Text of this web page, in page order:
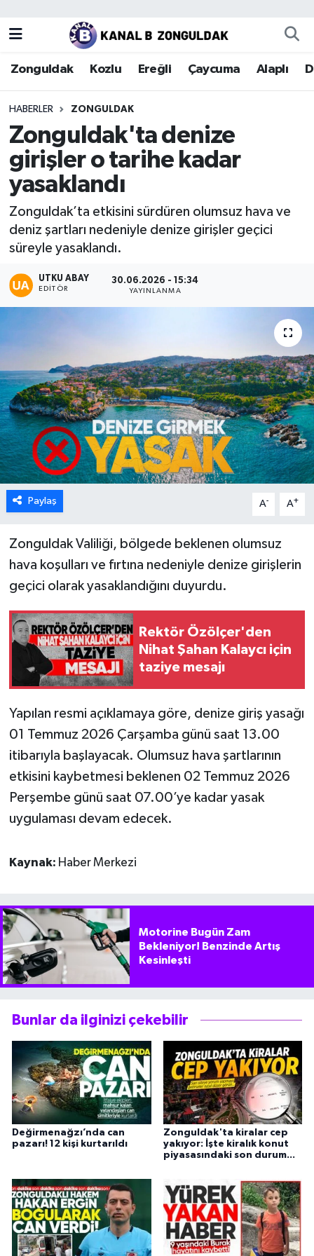
Zonguldak Kozlu Ereğli Çaycuma Alaplı
HABERLER ZONGULDAK
Zonguldak'ta denize
girişler o tarihe kadar
yasaklandı
Zonguldak’ta etkisini sürdüren olumsuz hava ve
deniz şartları nedeniyle denize girişler geçici
süreyle yasaklandı.
UTKU ABAY
EDITÖR
30.06.2026 - 15:34
YAYINLANMA
Paylaş A- A+
Zonguldak Valiliği, bölgede beklenen olumsuz
hava koşulları ve fırtına nedeniyle denize girişlerin
geçici olarak yasaklandığını duyurdu.
Rektör Özölçer'den
Nihat Şahan Kalaycı için
taziye mesajı
Yapılan resmi açıklamaya göre, denize giriş yasağı
01 Temmuz 2026 Çarşamba günü saat 13.00
itibarıyla başlayacak. Olumsuz hava şartlarının
etkisini kaybetmesi beklenen 02 Temmuz 2026
Perşembe günü saat 07.00’ye kadar yasak
uygulaması devam edecek.
Kaynak: Haber Merkezi
Motorine Bugün Zam
Bekleniyor! Benzinde Artış
Kesinleşti
Bunlar da ilginizi çekebilir
Değirmenağzı’nda can
pazarı! 12 kişi kurtarıldı
Zonguldak'ta kiralar cep
yakıyor: İşte kiralık konut
piyasasındaki son durum...
Zonguldak
Kozlu
Çaycuma
Alaplı
Devrek
Spor
Ulusal
Zonguldak Nöbetçi Eczaneler
Zonguldak Hava Durumu
Zonguldak Trafik Yoğunluk Haritası
Puan Durumu ve Fikstür
Tüm Manşetler
Son Dakika Haberleri